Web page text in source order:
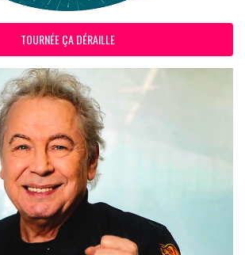
TOURNÉE ÇA DÉRAILLE